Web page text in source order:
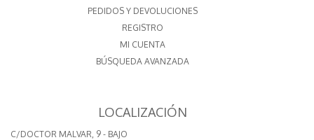
PEDIDOS Y DEVOLUCIONES
REGISTRO
MI CUENTA
BÚSQUEDA AVANZADA
LOCALIZACIÓN
C/DOCTOR MALVAR, 9 - BAJO